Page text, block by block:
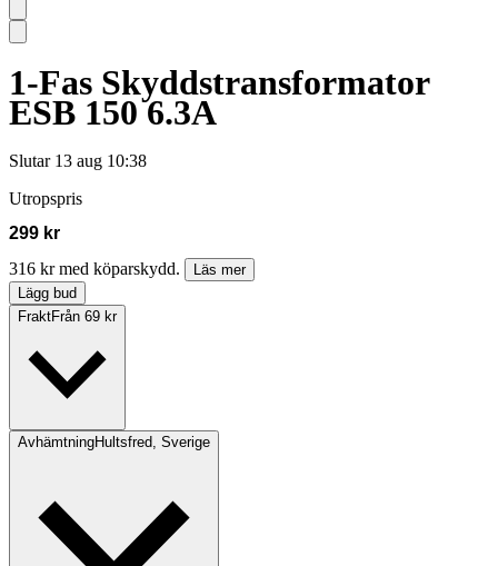
1-Fas Skyddstransformator
ESB 150 6.3A
Slutar 13 aug 10:38
Utropspris
299 kr
316 kr med köparskydd.
Läs mer
Lägg bud
FraktFrån 69 kr
AvhämtningHultsfred, Sverige